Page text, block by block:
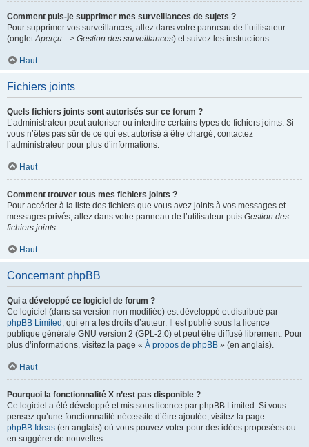
Comment puis-je supprimer mes surveillances de sujets ?
Pour supprimer vos surveillances, allez dans votre panneau de l’utilisateur
(ongletAperçu --> Gestion des surveillances) et suivez les instructions.
Haut
Fichiers joints
Quels fichiers joints sont autorisés sur ce forum ?
L’administrateur peut autoriser ou interdire certains types de fichiers joints. Si
vous n’êtes pas sûr de ce qui est autorisé à être chargé, contactez
l’administrateur pour plus d’informations.
Haut
Comment trouver tous mes fichiers joints ?
Pour accéder à la liste des fichiers que vous avez joints à vos messages et
messages privés, allez dans votre panneau de l’utilisateur puis Gestion des
fichiers joints.
Haut
Concernant phpBB
Qui a développé ce logiciel de forum ?
Ce logiciel (dans sa version non modifiée) est développé et distribué par
phpBB Limited , qui en a les droits d’auteur. Il est publié sous la licence
publique générale GNU version 2 (GPL-2.0) et peut être diffusé librement. Pour
plus d’informations, visitez la page « À propos de phpBB » (en anglais).
Haut
Pourquoi la fonctionnalité X n’est pas disponible ?
Ce logiciel a été développé et mis sous licence par phpBB Limited. Si vous
pensez qu’une fonctionnalité nécessite d’être ajoutée, visitez la page
phpBB Ideas (en anglais) où vous pouvez voter pour des idées proposées ou
en suggérer de nouvelles.